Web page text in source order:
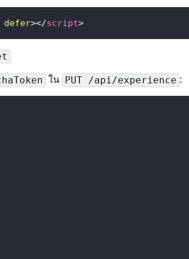
defer></script>
ใน PUT /api/experience :